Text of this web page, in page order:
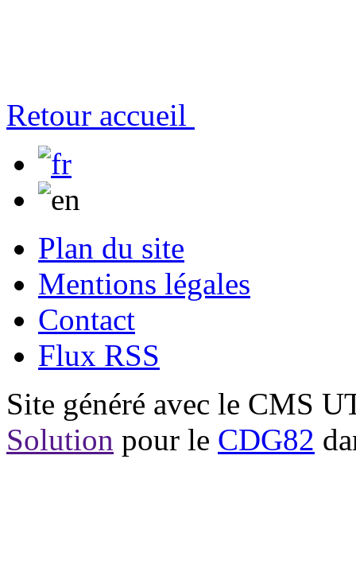
Retour accueil
Plan du site
Mentions légales
Contact
Flux RSS
Site généré avec le CMS
Solution pour le CDG82